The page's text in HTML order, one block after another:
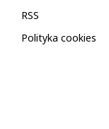
on the site
RSS
Polityka cookies